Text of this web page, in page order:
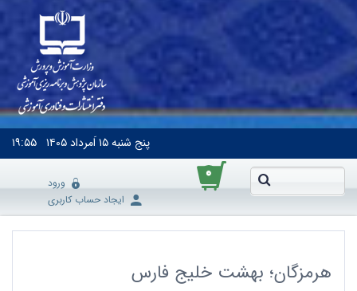
پنج شنبه۱۵ اَمرداد ۱۴۰۵ ۱۹:۵۵
۰
ورود
ایجاد حساب کاربری
هرمزگان؛ بهشت خلیج فارس